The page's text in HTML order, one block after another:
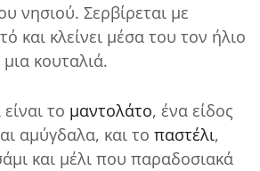
νησιού. Σερβίρεται με
και κλείνει μέσα του τον ήλιο
κουταλιά.
το μαντολάτο, ένα είδος
αμύγδαλα, και το παστέλι,
και μέλι που παραδοσιακά